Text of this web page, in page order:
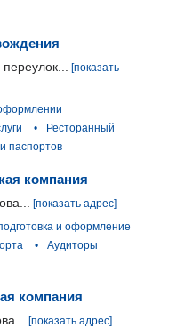
[показать
•
Ресторанный
паспортов
компания
[показать адрес]
и оформление
•
Аудиторы
компания
[показать адрес]